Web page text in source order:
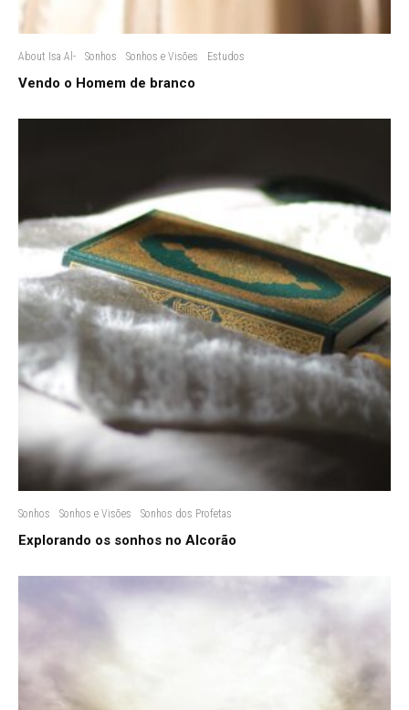
About Isa Al- Sonhos Sonhos e Visões Estudos
Vendo o Homem de branco
Sonhos Sonhos e Visões Sonhos dos Profetas
Explorando os sonhos no Alcorão